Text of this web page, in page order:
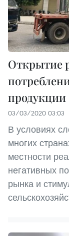
Открытие
продукции
03/03/2020 03:03
В условиях
многих
местности
негативных
рынка и